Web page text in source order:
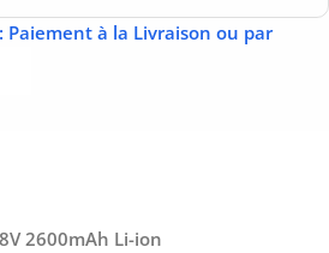
: Paiement à la Livraison ou par
2600mAh Li-ion